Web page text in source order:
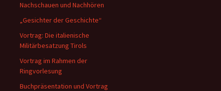
Nachschauen und Nachhören
„Gesichter der Geschichte“
Vortrag: Die italienische
Militärbesatzung Tirols
Vortrag im Rahmen der
Ringvorlesung
Buchpräsentation und Vortrag